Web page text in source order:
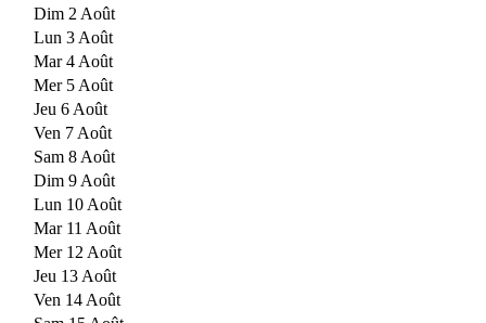
Dim 2 Août
Lun 3 Août
Mar 4 Août
Mer 5 Août
Jeu 6 Août
Ven 7 Août
Sam 8 Août
Dim 9 Août
Lun 10 Août
Mar 11 Août
Mer 12 Août
Jeu 13 Août
Ven 14 Août